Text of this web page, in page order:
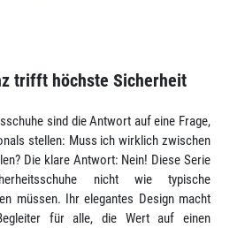
trifft höchste Sicherheit
sind die Antwort auf eine Frage,
stellen: Muss ich wirklich zwischen
Die klare Antwort: Nein! Diese Serie
nicht wie typische
müssen. Ihr elegantes Design macht
für alle, die Wert auf einen